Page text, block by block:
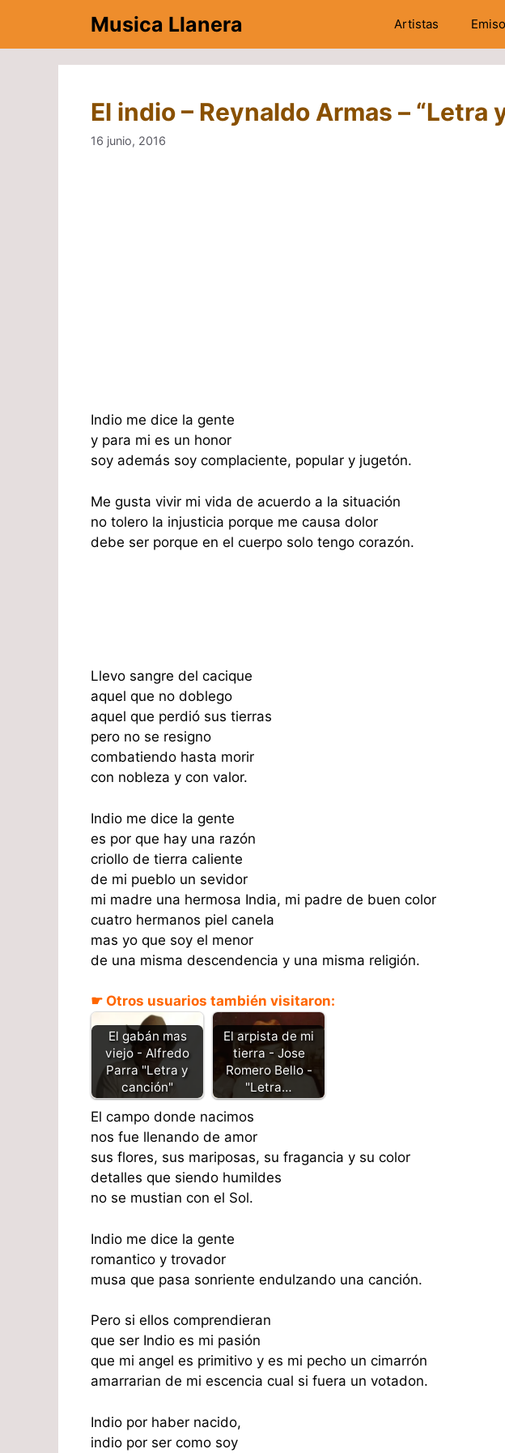
contenido
Musica Llanera Artistas
El indio – Reynaldo Armas – “Letra
16 junio, 2016
Indio me dice la gente
y para mi es un honor
soy además soy complaciente, popular y jugetón.
Me gusta vivir mi vida de acuerdo a la situación
no tolero la injusticia porque me causa dolor
debe ser porque en el cuerpo solo tengo corazón.
Llevo sangre del cacique
aquel que no doblego
aquel que perdió sus tierras
pero no se resigno
combatiendo hasta morir
con nobleza y con valor.
Indio me dice la gente
es por que hay una razón
criollo de tierra caliente
de mi pueblo un sevidor
mi madre una hermosa India, mi padre de buen color
cuatro hermanos piel canela
mas yo que soy el menor
de una misma descendencia y una misma religión.
☛ Otros usuarios también visitaron:
El gabán mas
viejo - Alfredo
Parra "Letra y
canción"
El arpista de mi
tierra - Jose
Romero Bello -
"Letra…
El campo donde nacimos
nos fue llenando de amor
sus flores, sus mariposas, su fragancia y su color
detalles que siendo humildes
no se mustian con el Sol.
Indio me dice la gente
romantico y trovador
musa que pasa sonriente endulzando una canción.
Pero si ellos comprendieran
que ser Indio es mi pasión
que mi angel es primitivo y es mi pecho un cimarrón
amarrarian de mi escencia cual si fuera un votadon.
Indio por haber nacido,
indio por ser como soy